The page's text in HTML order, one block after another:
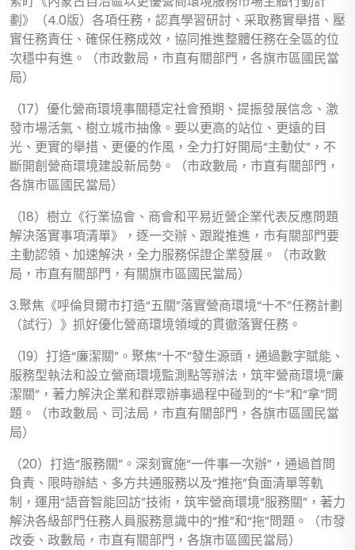
劃》（4.0版）各項任務，認真學習研討、采取務實舉措、壓
實任務責任、確保任務成效，協同推進整體任務在全區的位
次穩中有進。（市政數局，市直有關部門，各旗市區國民當
局）
（17）優化營商環境事關穩定社會預期、提振發展信念、激
發市場活氣、樹立城市抽像。要以更高的站位、更遠的目
光、更實的舉措、更優的作風，全力打好開局“主動仗”，不
斷開創營商環境建設新局勢。（市政數局，市直有關部門，
各旗市區國民當局）
（18）樹立《行業協會、商會和平易近營企業代表反應問題
解決落實事項清單》，逐一交辦、跟蹤推進，市有關部門要
主動認領、加速解決，全力服務保證企業發展。（市政數
局，市直有關部門，有關旗市區國民當局）
3.聚焦《呼倫貝爾市打造“五關”落實營商環境“十不”任務計劃
（試行）》抓好優化營商環境領域的貫徹落實任務。
（19）打造“廉潔關”。聚焦“十不”發生源頭，通過數字賦能、
服務型執法和設立營商環境監測點等辦法，筑牢營商環境“廉
潔關”，著力解決企業和群眾辦事過程中碰到的“卡”和“拿”問
題。（市政數局、司法局，市直有關部門，各旗市區國民當
局）
（20）打造“服務關”。深刻實施“一件事一次辦”，通過首問
負責、限時辦結、多方共通服務以及“推拖”負面清單等軌
制，運用“語音智能回訪”技術，筑牢營商環境“服務關”，著力
解決各級部門任務人員服務意識中的“推”和“拖”問題。（市發
改委、政數局，市直有關部門，各旗市區國民當局）